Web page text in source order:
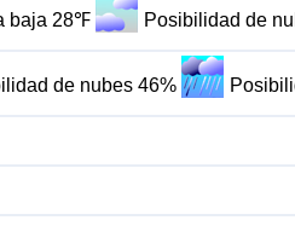
baja 28℉ Posibilidad de
de nubes 46%